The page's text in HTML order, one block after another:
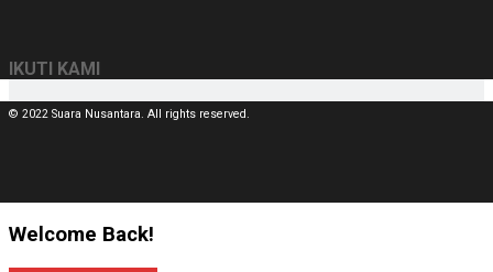
IKUTI KAMI
© 2022 Suara Nusantara. All rights reserved.
Welcome Back!